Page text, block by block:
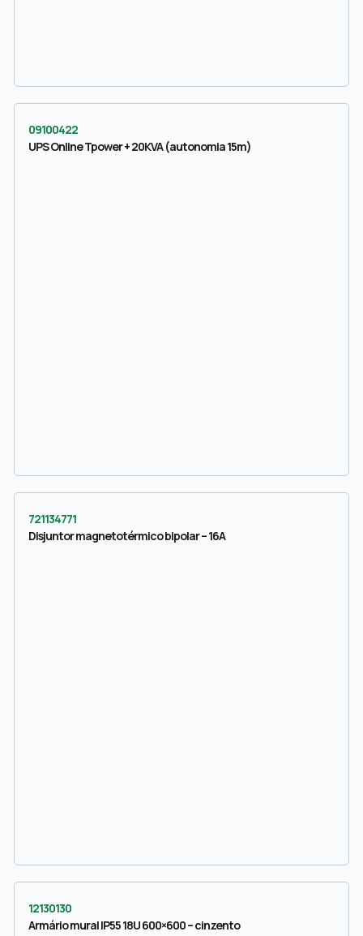
09100422
UPS Online Tpower + 20KVA (autonomia 15m)
721134771
Disjuntor magnetotérmico bipolar – 16A
12130130
Armário mural IP55 18U 600×600 – cinzento